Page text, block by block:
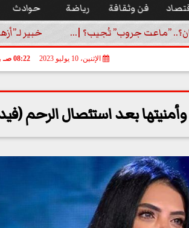
فن وثقافة رياضة حوادث
”ماعت جروب” تُجيب؟ |... خبير
الإثنين، 10 يوليو 2023 08:22 صـ
بعد استئصال الرحم